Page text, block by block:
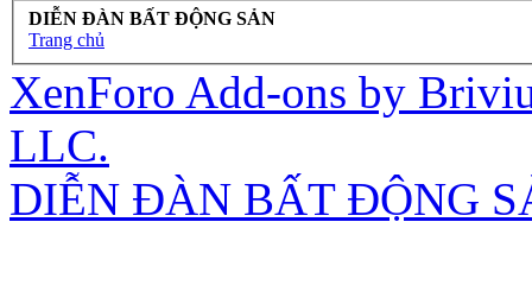
DIỄN ĐÀN BẤT ĐỘNG SẢN
Trang chủ
XenForo Add-ons by
LLC.
DIỄN ĐÀN BẤT ĐỘNG